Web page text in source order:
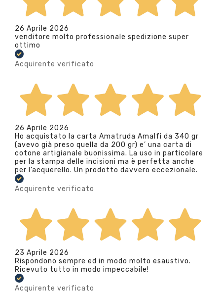
26 Aprile 2026
venditore molto professionale spedizione super
ottimo
Acquirente verificato
26 Aprile 2026
Ho acquistato la carta Amatruda Amalfi da 340 gr
(avevo già preso quella da 200 gr) e’ una carta di
cotone artigianale buonissima. La uso in particolare
per la stampa delle incisioni ma è perfetta anche
per l’acquerello. Un prodotto davvero eccezionale.
Acquirente verificato
23 Aprile 2026
Rispondono sempre ed in modo molto esaustivo.
Ricevuto tutto in modo impeccabile!
Acquirente verificato